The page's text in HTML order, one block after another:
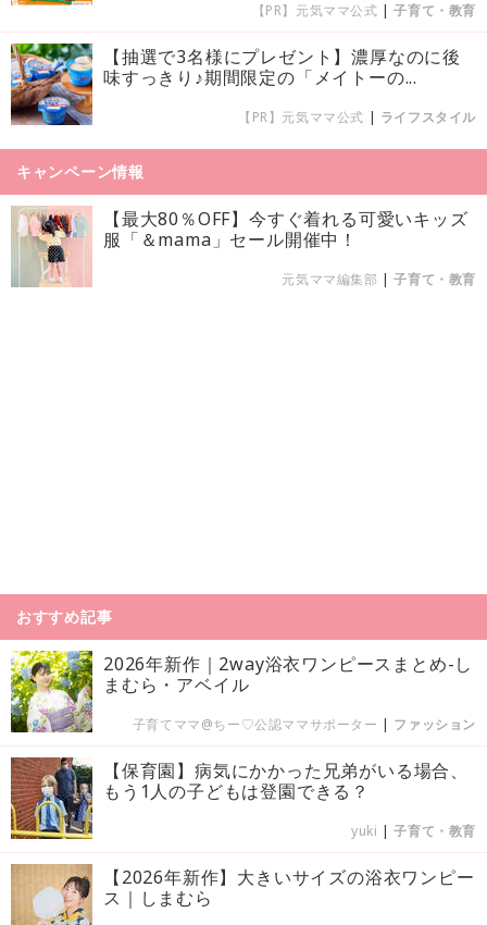
【PR】元気ママ公式 |子育て・教育
【抽選で3名様にプレゼント】濃厚なのに後
味すっきり♪期間限定の「メイトーの...
【PR】元気ママ公式 | ライフスタイル
キャンペーン情報
【最大80％OFF】今すぐ着れる可愛いキッズ
服「＆mama」セール開催中！
元気ママ編集部 |子育て・教育
おすすめ記事
2026年新作｜2way浴衣ワンピースまとめ-し
まむら・アベイル
子育てママ@ちー♡公認ママサポーター | ファッション
【保育園】病気にかかった兄弟がいる場合、
もう1人の子どもは登園できる？
yuki |子育て・教育
【2026年新作】大きいサイズの浴衣ワンピー
ス｜しまむら